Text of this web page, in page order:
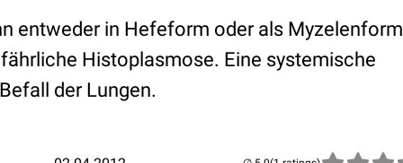
entweder in Hefeform oder als Myzelenform
Histoplasmose. Eine systemische
der Lungen.